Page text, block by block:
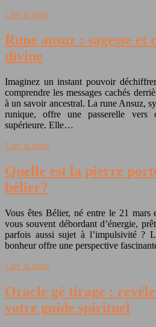
Lire la suite
Rune ansuz : sagesse
divine
Imaginez un instant pouvoir
comprendre les messages cachés
à un savoir ancestral. La rune Ansuz,
runique, offre une passerelle vers
supérieure. Elle…
Lire la suite
Quelle est la pierre
bélier?
Vous êtes Bélier, né entre le 21
vous souvent débordant d’énergie,
parfois aussi sujet à l’impulsivité ?
bonheur offre une perspective
Lire la suite
Oracle gé tirage :
votre guide spirituel